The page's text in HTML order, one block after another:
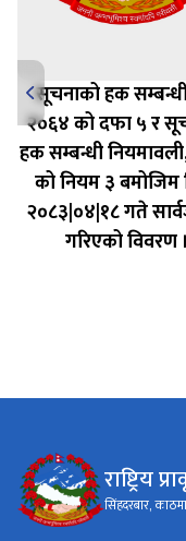
सूचनाको हक
२०६४ को दफा ५ र
हक सम्बन्धी
को नियम ३ बमोजिम
२०८३|०४|१८ गते
गरिएको विवरण ।
राष्ट्रिय
सिंहदरबार,